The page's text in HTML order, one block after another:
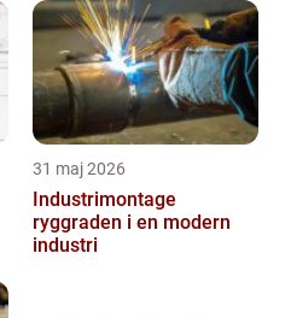
31 maj 2026
Industrimontage
ryggraden i en modern
industri